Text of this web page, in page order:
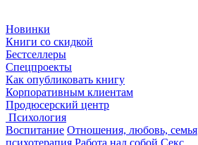
Новинки
Книги со скидкой
Бестселлеры
Спецпроекты
Как опубликовать книгу
Корпоративным клиентам
Продюсерский центр
Психология
Воспитание Отношения, любовь, семья
психотерапия Работа над собой Секс